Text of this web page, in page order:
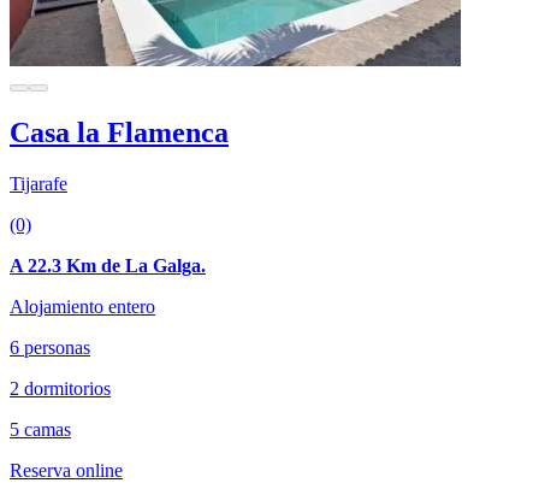
Casa la Flamenca
Tijarafe
(0)
A 22.3 Km de La Galga.
Alojamiento entero
6 personas
2 dormitorios
5 camas
Reserva online